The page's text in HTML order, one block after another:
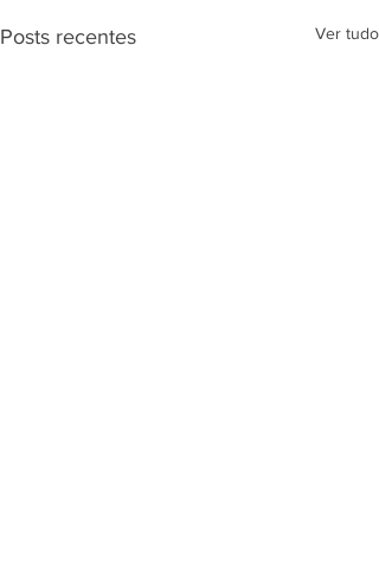
Posts recentes Ver tudo